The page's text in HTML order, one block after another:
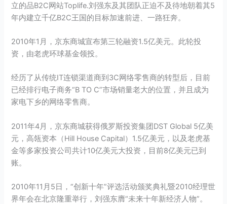
立的品B2C网站Toplife.刘强东及其团队正迫不及待地朝着其5
年内建立千亿B2C王国的目标加速前进、一路狂奔。
2010年1月，京东商城宣布第三轮融资1.5亿美元。此轮投
资，由老虎环球基金领投。
经历了从传统IT连锁渠道商到3C网络零售商的转型后，目前
已经排行电子商务“B TO C”市场销量老大的位置，并且成为
家电下乡的网络零售商。
2011年4月，京东商城获得俄罗斯投资集团DST Global 5亿美
元，高瓴资本（Hill House Capital）1.5亿美元，以及老虎基
金等多家投资公司共计10亿美元大投资，目前8亿美元已到
账。
2010年11月5日，“创新十年”评选活动颁奖典礼暨2010经理世
界年会在北京隆重举行，刘强东膺“未来十年新经济人物”。